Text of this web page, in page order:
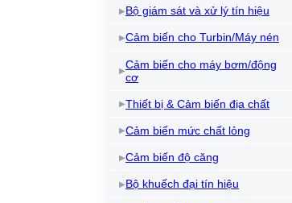
Bộ giám sát và xử lý tín hiệu
Cảm biến cho Turbin/Máy nén
Cảm biến cho máy bơm/động
cơ
Thiết bị & Cảm biến địa chất
Cảm biến mức chất lỏng
Cảm biến độ căng
Bộ khuếch đại tín hiệu